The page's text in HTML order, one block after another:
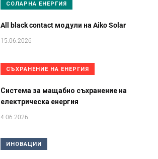
СОЛАРНА ЕНЕРГИЯ
All black contact модули на Aiko Solar
15.06.2026
СЪХРАНЕНИЕ НА ЕНЕРГИЯ
Система за мащабно съхранение на
електрическа енергия
4.06.2026
ИНОВАЦИИ